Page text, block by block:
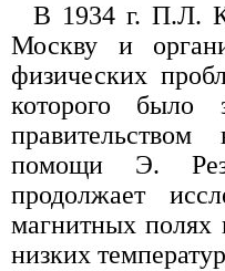
В 1934 г. П.Л.
Москву и
физических
которого было
помощи Э.
продолжает
магнитных полях
низких